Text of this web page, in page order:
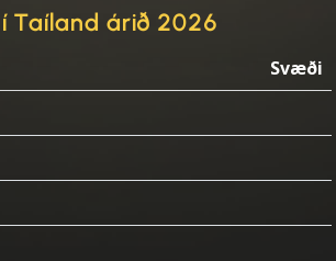
Taíland árið 2026
Svæði